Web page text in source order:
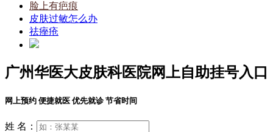
脸上有疤痕
皮肤过敏怎么办
祛痤疮
广州华医大皮肤科医院网上自助挂号入口
网上预约 便捷就医 优先就诊 节省时间
姓 名：